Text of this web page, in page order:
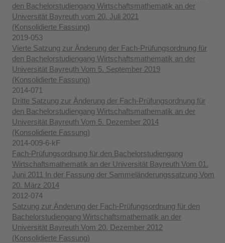
den Bachelorstudiengang Wirtschaftsmathematik an der
Universität Bayreuth vom 20. Juli 2021
(Konsolidierte Fassung)
2019-053
Vierte Satzung zur Änderung der Fach-Prüfungsordnung für
den Bachelorstudiengang Wirtschaftsmathematik an der
Universität Bayreuth Vom 5. September 2019
(Konsolidierte Fassung)
2014-071
Dritte Satzung zur Änderung der Fach-Prüfungsordnung für
den Bachelorstudiengang Wirtschaftsmathematik an der
Universität Bayreuth Vom 5. Dezember 2014
(Konsolidierte Fassung)
2014-009-6-kF
Fach-Prüfungsordnung für den Bachelorstudiengang
Wirtschaftsmathematik an der Universität Bayreuth Vom 01.
Juni 2011 In der Fassung der Sammeländerungssatzung Vom
20. März 2014
2012-074
Satzung zur Änderung der Fach-Prüfungsordnung für den
Bachelorstudiengang Wirtschaftsmathematik an der
Universität Bayreuth Vom 20. Dezember 2012
(Konsolidierte Fassung)